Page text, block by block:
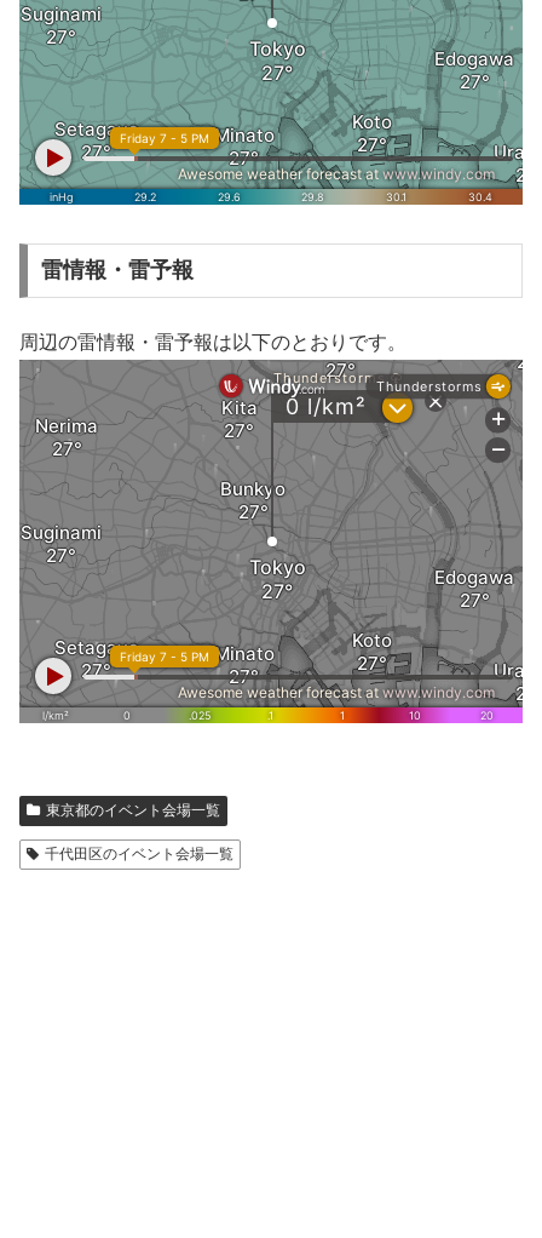
雷情報・雷予報
周辺の雷情報・雷予報は以下のとおりです。
東京都のイベント会場一覧
千代田区のイベント会場一覧